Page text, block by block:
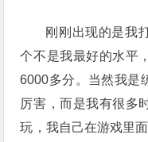
刚刚出现的是我
个不是我最好的水平
6000多分。当然我是
厉害，而是我有很多
玩，我自己在游戏里